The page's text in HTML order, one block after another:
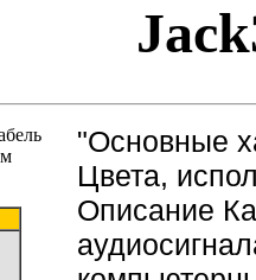
"Основные
Цвета,
Описание